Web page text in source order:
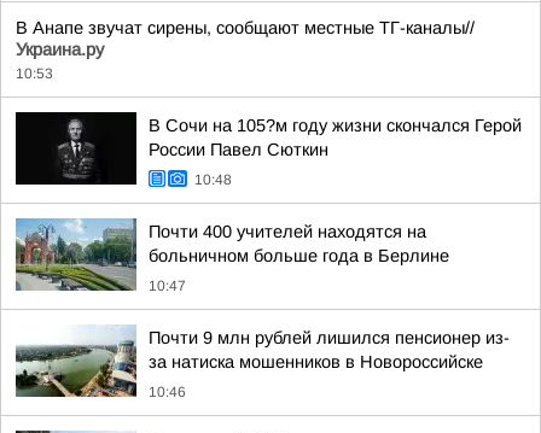
В Анапе звучат сирены, сообщают местные ТГ-каналы//
Украина.ру
10:53
В Сочи на 105?м году жизни скончался Герой
России Павел Сюткин
10:48
Почти 400 учителей находятся на
больничном больше года в Берлине
10:47
Почти 9 млн рублей лишился пенсионер из-
за натиска мошенников в Новороссийске
10:46